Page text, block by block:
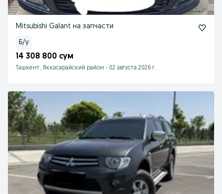
Mitsubishi Galant на запчасти
Б/у
14 308 800 сум
Ташкент, Яккасарайский район - 02 августа 2026 г.